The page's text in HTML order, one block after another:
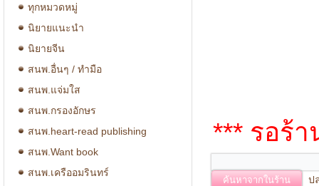
ทุกหมวดหมู่
นิยายแนะนำ
นิยายจีน
สนพ.อื่นๆ / ทำมือ
สนพ.แจ่มใส
สนพ.กรองอักษร
สนพ.heart-read publishing
สนพ.Want book
สนพ.เครืออมรินทร์
*** รอร้
ป